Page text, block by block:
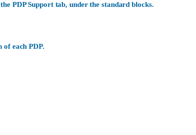
PDP Support tab, under the standard blocks.
of each PDP.